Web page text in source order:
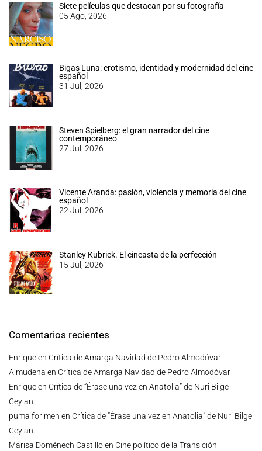
Siete películas que destacan por su fotografía
05 Ago, 2026
Bigas Luna: erotismo, identidad y modernidad del cine
español
31 Jul, 2026
Steven Spielberg: el gran narrador del cine
contemporáneo
27 Jul, 2026
Vicente Aranda: pasión, violencia y memoria del cine
español
22 Jul, 2026
Stanley Kubrick. El cineasta de la perfección
15 Jul, 2026
Comentarios recientes
Enriqueen Crítica de Amarga Navidad de Pedro Almodóvar
Almudena en Crítica de Amarga Navidad de Pedro Almodóvar
Enriqueen Crítica de “Érase una vez en Anatolia” de Nuri Bilge
Ceylan.
puma for men en Crítica de “Érase una vez en Anatolia” de Nuri Bilge
Ceylan.
Marisa Doménech Castilloen Cine político de la Transición